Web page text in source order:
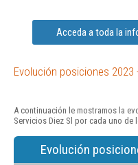
Acceda a toda la
Evolución posiciones 2023
A continuación le mostramos la
Servicios Diez Sl por cada uno
Evolución